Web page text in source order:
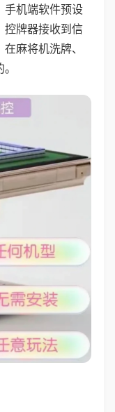
手机端软件预设
控牌器接收到信
麻将机洗牌、